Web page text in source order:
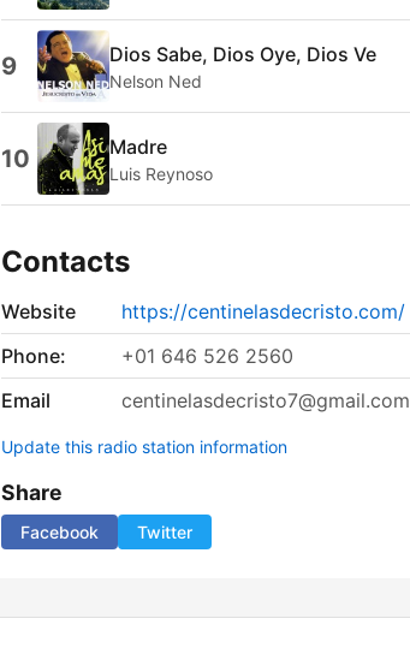
9 Dios Sabe, Dios Oye, Dios Ve
Nelson Ned
10 Madre
Luis Reynoso
Contacts
Website
https://centinelasdecristo.com/
Phone:
+01 646 526 2560
Email
centinelasdecristo7@gmail.com
Update this radio station information
Share
Facebook Twitter